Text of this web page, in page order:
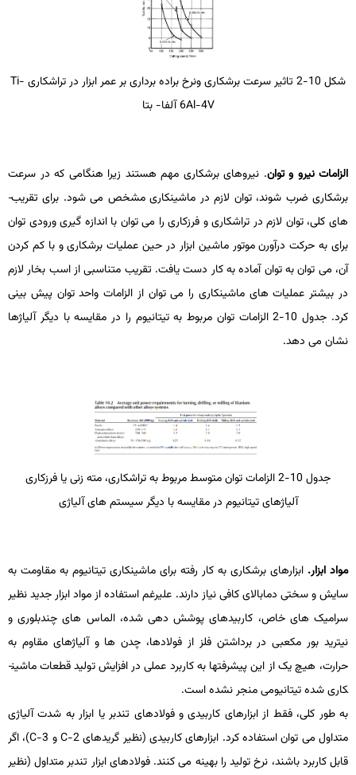
شکل 10-2 تاثیر سرعت برشکاری ونرخ براده برداری بر عمر ابزار در تراشکاری
Ti-
6Al-4Vآلفا- بتا
الزامات نیرو و توان. نیروهای برشکاری مهم هستند زیرا هنگامی که در سرعت
برشکاری ضرب شوند، توان لازم در ماشین­کاری مشخص می­ شود. برای تقریب­
های کلی، توان لازم در تراشکاری و فرزکاری را می­ توان با اندازه­ گیری ورودی توان
برای به حرکت درآورن موتور ماشین ابزار در حین عملیات برشکاری و با کم کردن
آن، می ­توان به توان آماده به­ کار دست یافت. تقریب متناسبی از اسب بخار لازم
در بیشتر عملیات­ های ماشین­کاری را می­ توان از الزامات واحد توان پیش­ بینی
کرد. جدول 10-2 الزامات توان مربوط به تیتانیوم را در مقایسه با دیگر آلیاژها
نشان می­ دهد.
جدول 10-2 الزامات توان متوسط مربوط به تراشکاری، مته ­زنی یا فرزکاری
آلیاژهای تیتانیوم در مقایسه با دیگر سیستم­ های آلیاژی
مواد ابزار. ابزارهای برشکاری به کار رفته برای ماشین­کاری تیتانیوم به مقاومت به
سایش و سختی دمابالای کافی نیاز دارند. علیرغم استفاده از مواد ابزار جدید نظیر
سرامیک­ های خاص، کاربیدهای پوشش­ دهی شده، الماس­ های چندبلوری و
نیترید بور مکعبی در برداشتن فلز از فولادها، چدن­ ها و آلیاژهای مقاوم به
حرارت، هیچ­ یک از این پیشرفت­ها به کاربرد عملی در افزایش تولید قطعات ماشین­
کاری­ شده تیتانیومی منجر نشده است.
به طور کلی، فقط از ابزارهای کاربیدی و فولادهای تندبر یا ابزار به شدت آلیاژی
متداول می ­توان استفاده کرد. ابزارهای کاربیدی (نظیر گریدهایC-2و C-3)، اگر
قابل کاربرد باشند، نرخ تولید را بهینه می­ کنند. فولادهای ابزار تندبر متداول (نظیر